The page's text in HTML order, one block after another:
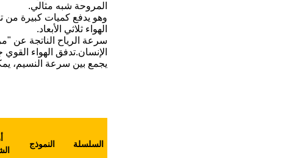
المروحة شبه مثالي.
وهو يدفع كميات كبيرة من
الهواء ثلاثي الأبعاد.
الإنسان.تدفق الهواء
يجمع بين سرعة النسيم،
السلسلة النموذج